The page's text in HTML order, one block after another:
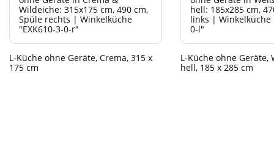
L-Küche ohne Geräte, Crema, 315 x
175 cm
L-Küche ohne Geräte,
hell, 185 x 285 cm